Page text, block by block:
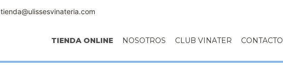
tienda@ulissesvinateria.com
TIENDA ONLINE NOSOTROS CLUB VINATER CONTACTO